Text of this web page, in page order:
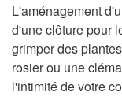
L'aménagement
d'une clôture pour
grimper des
rosier ou une
l'intimité de votre